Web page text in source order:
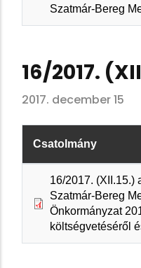
Szatmár-Bereg
16/2017.
2017. december 15
Csatolmány
16/2017. (XII.15.)
Szatmár-Bereg
Önkormányzat
költségvetéséről